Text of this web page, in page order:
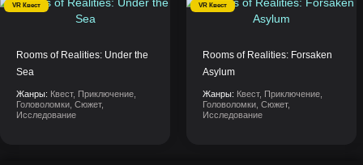
VR Квест
Rooms of Realities: Under the
Sea
Жанры: Квест, Приключение,
Головоломки, Сюжет,
Исследование
VR Квест
Rooms of Realities: Forsaken
Asylum
Жанры: Квест, Приключение,
Головоломки, Сюжет,
Исследование